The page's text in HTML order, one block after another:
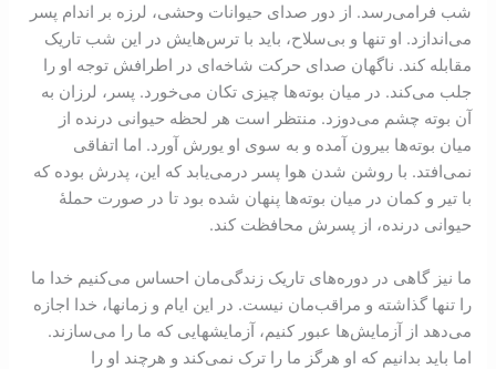
شب فرامی‌رسد. از دور صدای حیوانات وحشی، لرزه بر اندام پسر
می‌اندازد. او تنها و بی‌سلاح، باید با ترس‌هایش در این شب تاریک
مقابله کند. ناگهان صدای حرکت شاخه‌ای در اطرافش توجه او را
جلب می‌کند. در میان بوته‌ها چیزی تکان می‌خورد. پسر، لرزان به
آن بوته چشم می‌دوزد. منتظر است هر لحظه حیوانی درنده از
میان بوته‌ها بیرون آمده و به سوی او یورش آورد. اما اتفاقی
نمی‌افتد. با روشن شدن هوا پسر درمی‌یابد که این، پدرش بوده که
با تیر و کمان در میان بوته‌ها پنهان شده بود تا در صورت حملۀ
حیوانی درنده، از پسرش محافظت کند.
ما نیز گاهی در دوره‌های تاریک زندگی‌مان احساس می‌کنیم خدا ما
را تنها گذاشته و مراقب‌مان نیست. در این ايام و زمانها، خدا اجازه
می‌دهد از آزمایش‌ها عبور کنیم، آزمایشهایی که ما را می‌سازند.
اما باید بدانیم که او هرگز ما را ترک نمی‌کند و هرچند او را